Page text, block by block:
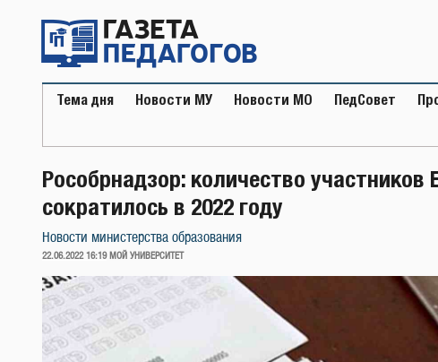
содержимому
Тема дня Новости МУ Новости МО ПедСовет
Рособрнадзор: количество
сократилось в 2022 году
Новости министерства образования
ОПУБЛИКОВАНО
22.06.2022 16:19 МОЙ УНИВЕРСИТЕТ